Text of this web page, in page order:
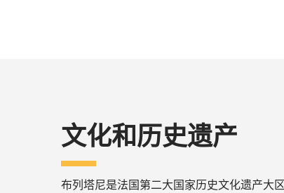
文化和历史遗产
布列塔尼是法国第二大国家历史文化遗产大区